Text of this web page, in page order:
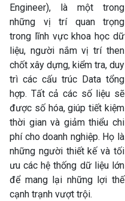
Engineer), là một trong
những vị trí quan trọng
trong lĩnh vực khoa học dữ
liệu, người nắm vị trí then
chốt xây dựng, kiểm tra, duy
trì các cấu trúc Data tổng
hợp. Tất cả các số liệu sẽ
được số hóa, giúp tiết kiệm
thời gian và giảm thiểu chi
phí cho doanh nghiệp. Họ là
những người thiết kế và tối
ưu các hệ thống dữ liệu lớn
để mang lại những lợi thế
cạnh trạnh vượt trội.